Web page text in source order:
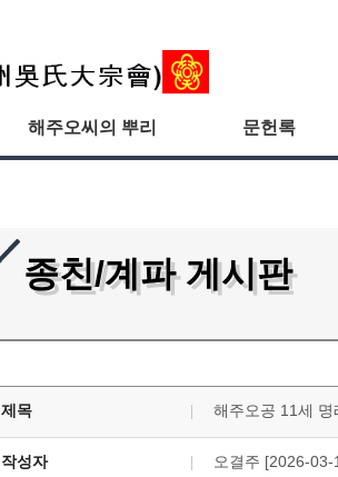
해주오씨의 뿌리 문헌록
종친/계파 게시판
제목 해주오공 11세
작성자 오결주 [2026-